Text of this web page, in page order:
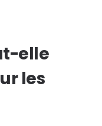
elle
les